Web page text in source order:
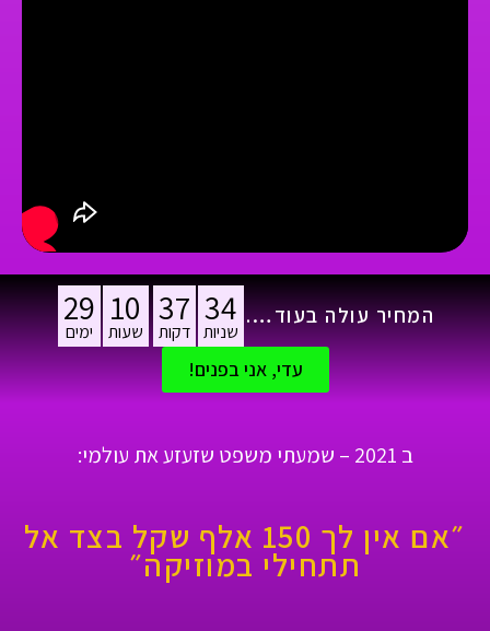
המחיר עולה בעוד…. 29
ימים
10
שעות
37
דקות
32
שניות
עדי, אני בפנים!
ב 2021 – שמעתי משפט שזעזע את עולמי:
״אם אין לך 150 אלף שקל בצד אל
תתחילי במוזיקה״